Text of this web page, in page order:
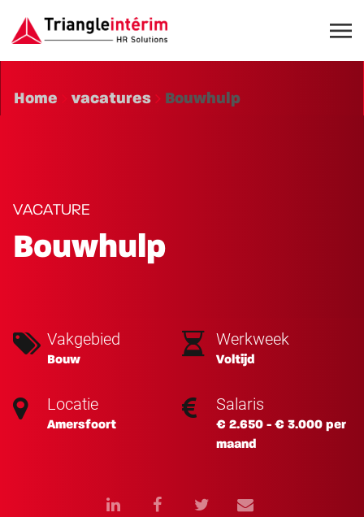
Home vacatures Bouwhulp
VACATURE
Bouwhulp
Vakgebied
Bouw
Werkweek
Voltijd
Locatie
Amersfoort
Salaris
€ 2.650 - € 3.000 per
maand